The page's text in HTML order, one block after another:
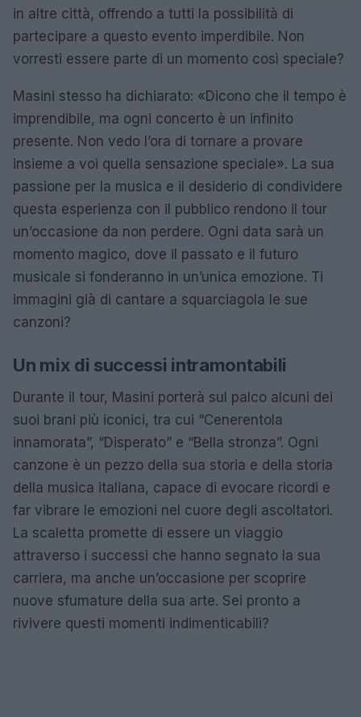
in altre città, offrendo a tutti la possibilità di
partecipare a questo evento imperdibile. Non
vorresti essere parte di un momento così speciale?
Masini stesso ha dichiarato: «Dicono che il tempo è
imprendibile, ma ogni concerto è un infinito
presente. Non vedo l’ora di tornare a provare
insieme a voi quella sensazione speciale». La sua
passione per la musica e il desiderio di condividere
questa esperienza con il pubblico rendono il tour
un’occasione da non perdere. Ogni data sarà un
momento magico, dove il passato e il futuro
musicale si fonderanno in un’unica emozione. Ti
immagini già di cantare a squarciagola le sue
canzoni?
Un mix di successi intramontabili
Durante il tour, Masini porterà sul palco alcuni dei
suoi brani più iconici, tra cui “Cenerentola
innamorata”, “Disperato” e “Bella stronza”. Ogni
canzone è un pezzo della sua storia e della storia
della musica italiana, capace di evocare ricordi e
far vibrare le emozioni nel cuore degli ascoltatori.
La scaletta promette di essere un viaggio
attraverso i successi che hanno segnato la sua
carriera, ma anche un’occasione per scoprire
nuove sfumature della sua arte. Sei pronto a
rivivere questi momenti indimenticabili?